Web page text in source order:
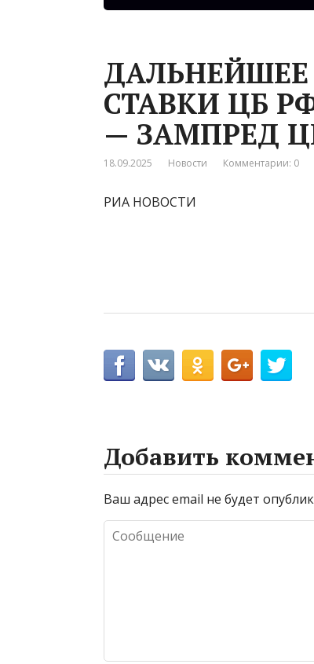
СТАВКИ ЦБ
— ЗАМПРЕД
18.09.2025 Новости Комментарии: 0
РИА НОВОСТИ
Добавить
Ваш адрес email не будет